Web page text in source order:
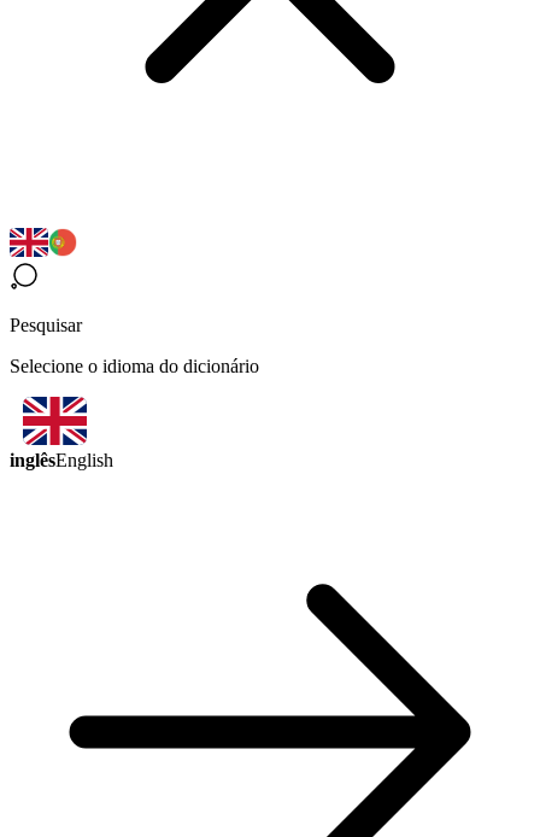
Pesquisar
Selecione o idioma do dicionário
inglêsEnglish